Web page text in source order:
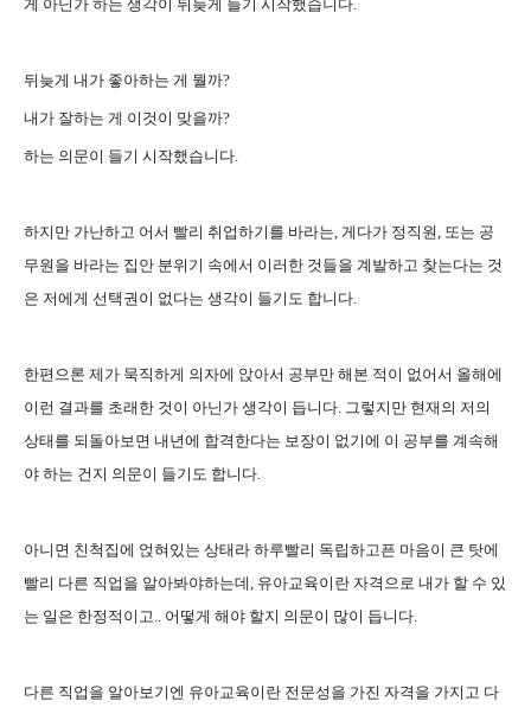
게 아닌가 하는 생각이 뒤늦게 들기 시작했습니다.
뒤늦게 내가 좋아하는 게 뭘까?
내가 잘하는 게 이것이 맞을까?
하는 의문이 들기 시작했습니다.
하지만 가난하고 어서 빨리 취업하기를 바라는, 게다가 정직원, 또는 공
무원을 바라는 집안 분위기 속에서 이러한 것들을 계발하고 찾는다는 것
은 저에게 선택권이 없다는 생각이 들기도 합니다.
한편으론 제가 묵직하게 의자에 앉아서 공부만 해본 적이 없어서 올해에
이런 결과를 초래한 것이 아닌가 생각이 듭니다. 그렇지만 현재의 저의
상태를 되돌아보면 내년에 합격한다는 보장이 없기에 이 공부를 계속해
야 하는 건지 의문이 들기도 합니다.
아니면 친척집에 얹혀있는 상태라 하루빨리 독립하고픈 마음이 큰 탓에
빨리 다른 직업을 알아봐야하는데, 유아교육이란 자격으로 내가 할 수 있
는 일은 한정적이고.. 어떻게 해야 할지 의문이 많이 듭니다.
다른 직업을 알아보기엔 유아교육이란 전문성을 가진 자격을 가지고 다